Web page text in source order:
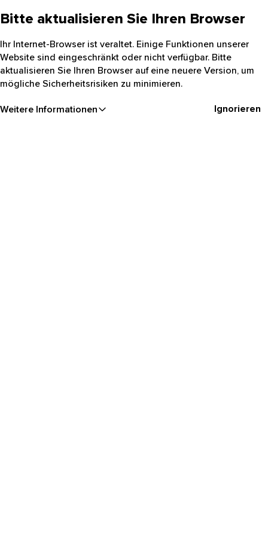
Bitte aktualisieren Sie Ihren Browser
Ihr Internet-Browser ist veraltet. Einige Funktionen unserer
Website sind eingeschränkt oder nicht verfügbar. Bitte
aktualisieren Sie Ihren Browser auf eine neuere Version, um
mögliche Sicherheitsrisiken zu minimieren.
Weitere Informationen Ignorieren